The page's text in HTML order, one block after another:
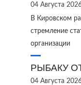
04 Августа
В Кировском
стремление
организации
РЫБАКУ
04 Августа